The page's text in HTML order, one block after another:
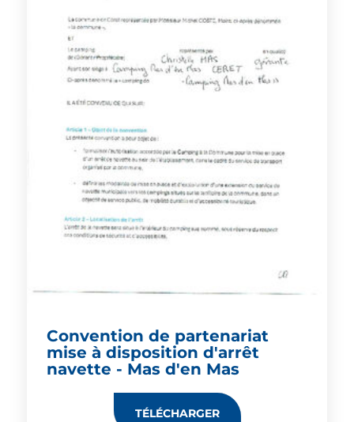
Convention de partenariat
mise à disposition d'arrêt
navette - Mas d'en Mas
TÉLÉCHARGER